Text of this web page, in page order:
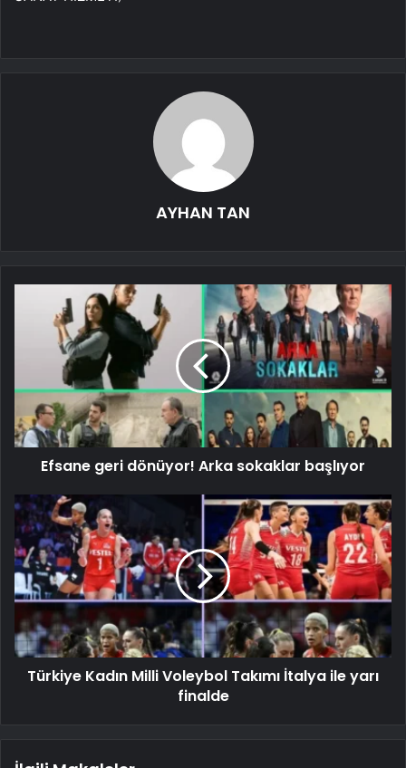
AYHAN TAN
Efsane geri dönüyor! Arka sokaklar başlıyor
Türkiye Kadın Milli Voleybol Takımı İtalya ile yarı
finalde